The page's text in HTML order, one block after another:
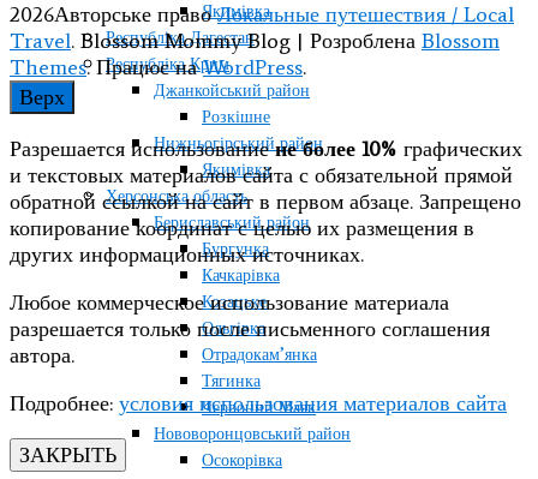
Якимівка
Республіка Дагестан
Республіка Крим
Джанкойський район
Розкішне
Нижньогірський район
Якимівка
Херсонська область
Бериславський район
Бургунка
Качкарівка
Козацьке
Ольгівка
Отрадокам’янка
Тягинка
Червоний Маяк
Нововоронцовський район
Осокорівка
2026Авторське правоЛокальные путешествия / Local
Travel. Blossom Mommy Blog | Розроблена Blossom
Themes. Працює наWordPress.
Верх
Разрешается использованиене более 10% графических
и текстовых материалов сайта с обязательной прямой
обратной ссылкой на сайт в первом абзаце. Запрещено
копирование координат с целью их размещения в
других информационных источниках.
Любое коммерческое использование материала
разрешается только после письменного соглашения
автора.
Подробнее: условия использования материалов сайта
ЗАКРЫТЬ